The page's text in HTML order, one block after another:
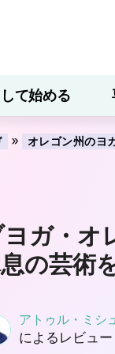
て始める
» オレゴン州のヨ
ガ・オ
の芸術
アトゥル・ミシ
によるレビュー